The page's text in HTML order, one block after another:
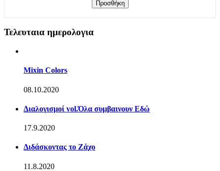
Τελευταια ημερολογια
Mixin Colors
08.10.2020
Διαλογισμοί vol.Όλα συμβαινουν Εδώ
17.9.2020
Διδάσκοντας το Ζάχο
11.8.2020